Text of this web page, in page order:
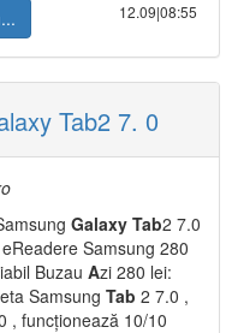
12.09|08:55
Tab2 7. 0
Galaxy Tab2 7.0
Samsung 280
Buzau Azi 280 lei:
Samsung Tab 2 7.0 ,
, funcționează 10/10